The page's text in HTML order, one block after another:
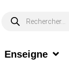
Enseigne